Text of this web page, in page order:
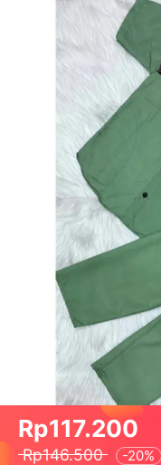
Rp117.200
Rp146.500 -20%